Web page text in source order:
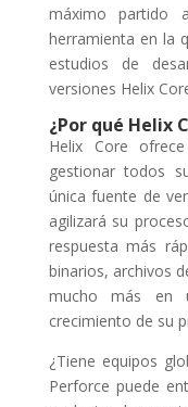
máximo
herramienta en la
estudios de
versiones Helix
¿Por qué Helix
Helix Core
gestionar todos
única fuente de
agilizará su
respuesta más
binarios, archivos
mucho más en
crecimiento de su
¿Tiene equipos
Perforce puede